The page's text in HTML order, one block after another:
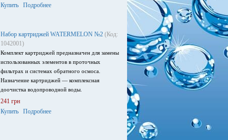
Купить
Подробнее
Набор картриджей WATERMELON №2 (Код:
1042001)
Комплект картриджей предназначен для замены
использованных элементов в проточных
фильтрах и системах обратного осмоса.
Назначение картриджей — комплексная
доочистка водопроводной воды.
241 грн
Купить
Подробнее